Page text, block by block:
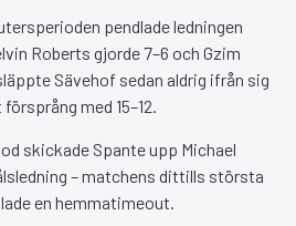
pendlade ledningen
Roberts gjorde 7–6 och Gzim
Sävehof sedan aldrig ifrån sig
med 15–12.
skickade Spante upp Michael
– matchens dittills största
en hemmatimeout.